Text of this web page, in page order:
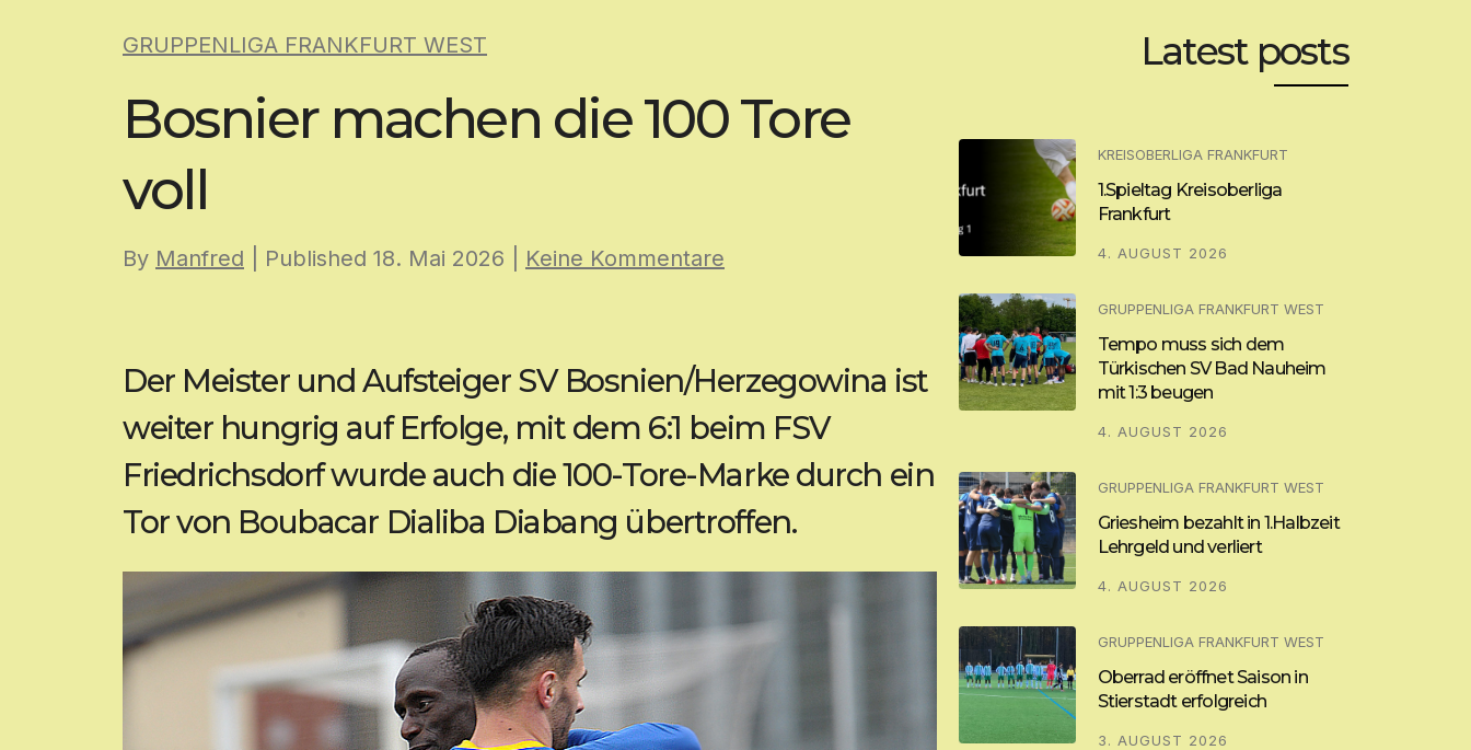
GRUPPENLIGA FRANKFURT WEST
Bosnier machen die 100 Tore
voll
By Manfred | Published 18. Mai 2026 Keine Kommentare
Der Meister und Aufsteiger SV Bosnien/Herzegowina ist
weiter hungrig auf Erfolge, mit dem 6:1 beim FSV
Friedrichsdorf wurde auch die 100-Tore-Marke durch ein
Tor von Boubacar Dialiba Diabang übertroffen.
Latest posts
KREISOBERLIGA FRANKFURT
1.Spieltag Kreisoberliga
Frankfurt
4. AUGUST 2026
GRUPPENLIGA FRANKFURT WEST
Tempo muss sich dem
Türkischen SV Bad Nauheim
mit 1:3 beugen
4. AUGUST 2026
GRUPPENLIGA FRANKFURT WEST
Griesheim bezahlt in 1.Halbzeit
Lehrgeld und verliert
4. AUGUST 2026
GRUPPENLIGA FRANKFURT WEST
Oberrad eröffnet Saison in
Stierstadt erfolgreich
3. AUGUST 2026